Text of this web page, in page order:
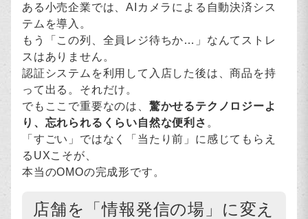
ある小売企業では、AIカメラによる自動決済シス
テムを導入。
もう「この列、全員レジ待ちか…」なんてストレ
スはありません。
認証システムを利用して入店した後は、商品を持
って出る。それだけ。
でもここで重要なのは、 驚かせるテクノロジーよ
り、忘れられるくらい自然な便利さ 。
「すごい」ではなく「当たり前」に感じてもらえ
るUXこそが、
本当のOMOの完成形です。
店舗を「情報発信の場」に変え